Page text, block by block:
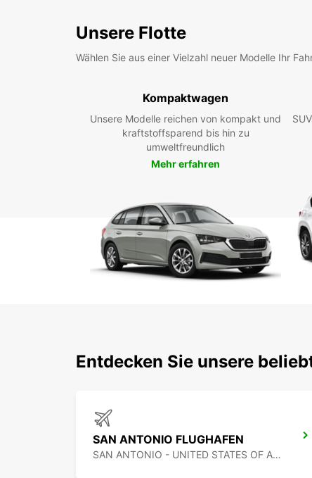
Unsere Flotte
Wählen Sie aus einer Vielzahl neuer Modelle Ihr
Kompaktwagen
Unsere Modelle reichen von kompakt und
kraftstoffsparend bis hin zu
umweltfreundlich
Mehr erfahren
Entdecken Sie unsere
SAN ANTONIO FLUGHAFEN
SAN ANTONIO - UNITED STATES OF AMERICA